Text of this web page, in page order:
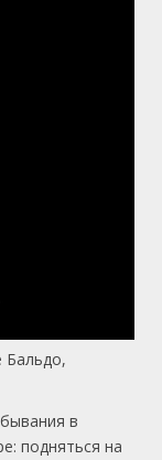
Бальдо,
в
подняться на